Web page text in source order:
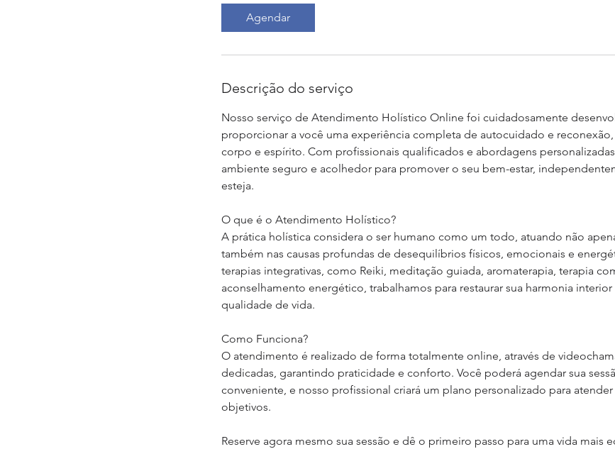
Agendar
Descrição do serviço
Nosso serviço de Atendimento Holístico Online foi cuidadosamente
proporcionar a você uma experiência completa de autocuidado e
corpo e espírito. Com profissionais qualificados e abordagens
ambiente seguro e acolhedor para promover o seu bem-estar,
esteja.
O que é o Atendimento Holístico?
A prática holística considera o ser humano como um todo, atuando não
também nas causas profundas de desequilíbrios físicos, emocionais e
terapias integrativas, como Reiki, meditação guiada, aromaterapia, terapia
aconselhamento energético, trabalhamos para restaurar sua harmonia
qualidade de vida.
Como Funciona?
O atendimento é realizado de forma totalmente online, através de
dedicadas, garantindo praticidade e conforto. Você poderá agendar sua
conveniente, e nosso profissional criará um plano personalizado para atender
objetivos.
Reserve agora mesmo sua sessão e dê o primeiro passo para uma vida mais